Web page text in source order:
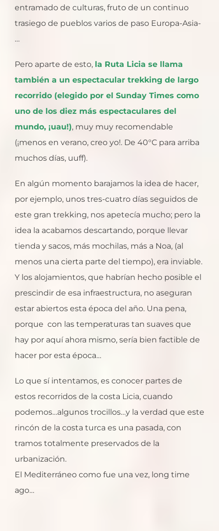
entramado de culturas, fruto de un continuo
trasiego de pueblos varios de paso Europa-Asia-
…
Pero aparte de esto, la Ruta Licia se llama
también a un espectacular trekking de largo
recorrido (elegido por el Sunday Times como
uno de los diez más espectaculares del
mundo, ¡uau!), muy muy recomendable
(¡menos en verano, creo yo!. De 40°C para arriba
muchos días, uuff).
En algún momento barajamos la idea de hacer,
por ejemplo, unos tres-cuatro días seguidos de
este gran trekking, nos apetecía mucho; pero la
idea la acabamos descartando, porque llevar
tienda y sacos, más mochilas, más a Noa, (al
menos una cierta parte del tiempo), era inviable.
Y los alojamientos, que habrían hecho posible el
prescindir de esa infraestructura, no aseguran
estar abiertos esta época del año. Una pena,
porque con las temperaturas tan suaves que
hay por aquí ahora mismo, sería bien factible de
hacer por esta época…
Lo que sí intentamos, es conocer partes de
estos recorridos de la costa Licia, cuando
podemos…algunos trocillos…y la verdad que este
rincón de la costa turca es una pasada, con
tramos totalmente preservados de la
urbanización.
El Mediterráneo como fue una vez, long time
ago…